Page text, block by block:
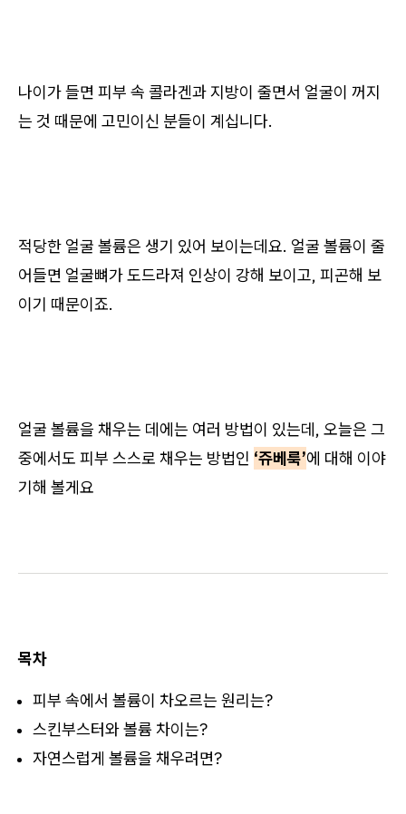
나이가 들면 피부 속 콜라겐과 지방이 줄면서 얼굴이 꺼지
는 것 때문에 고민이신 분들이 계십니다.
적당한 얼굴 볼륨은 생기 있어 보이는데요. 얼굴 볼륨이 줄
어들면 얼굴뼈가 도드라져 인상이 강해 보이고, 피곤해 보
이기 때문이죠.
얼굴 볼륨을 채우는 데에는 여러 방법이 있는데, 오늘은 그
중에서도 피부 스스로 채우는 방법인 ‘쥬베룩’에 대해 이야
기해 볼게요
목차
피부 속에서 볼륨이 차오르는 원리는?
스킨부스터와 볼륨 차이는?
자연스럽게 볼륨을 채우려면?